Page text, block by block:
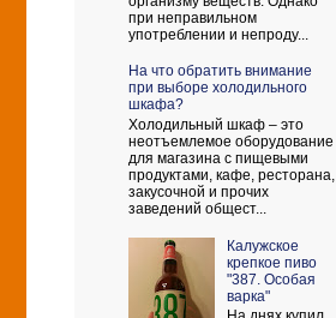
при неправильном
употреблении и непроду...
На что обратить внимание
при выборе холодильного
шкафа?
Холодильный шкаф – это
неотъемлемое оборудование
для магазина с пищевыми
продуктами, кафе, ресторана,
закусочной и прочих
заведений общест...
Калужское
крепкое пиво
"387. Особая
варка"